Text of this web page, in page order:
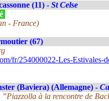
(11) - St Celse
- France)
(67)
fr/254000022-Les-Estivales-
(Baviera) (Allemagne) -
à la rencontre de